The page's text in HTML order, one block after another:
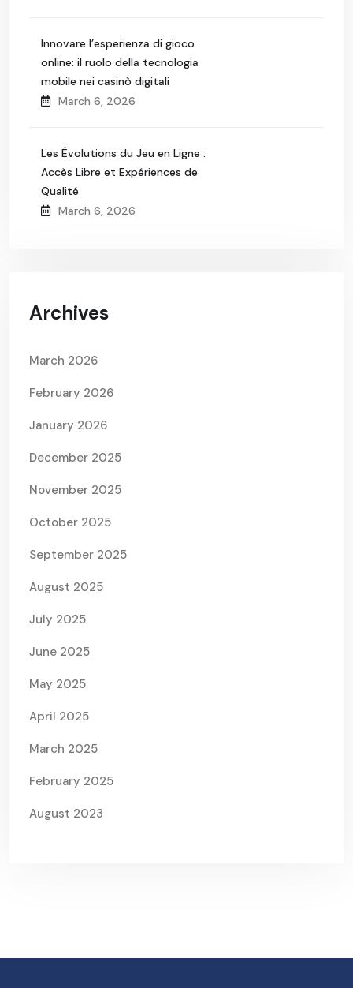
Innovare l’esperienza di gioco
online: il ruolo della tecnologia
mobile nei casinò digitali
March 6, 2026
Les Évolutions du Jeu en Ligne :
Accès Libre et Expériences de
Qualité
March 6, 2026
Archives
March 2026
February 2026
January 2026
December 2025
November 2025
October 2025
September 2025
August 2025
July 2025
June 2025
May 2025
April 2025
March 2025
February 2025
August 2023